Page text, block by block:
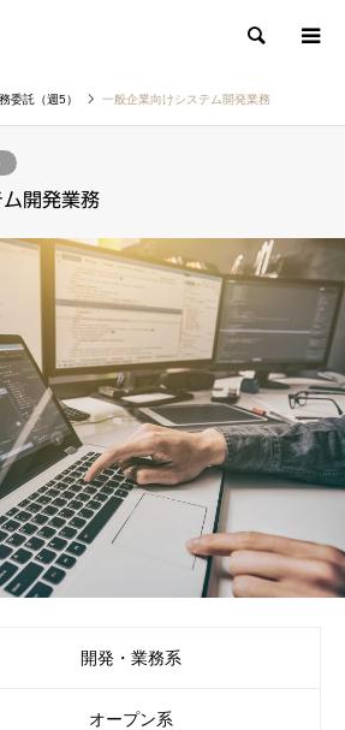
検索
委託（週5） 一般企業向けシステム開発業務
開発業務
開発・業務系
オープン系